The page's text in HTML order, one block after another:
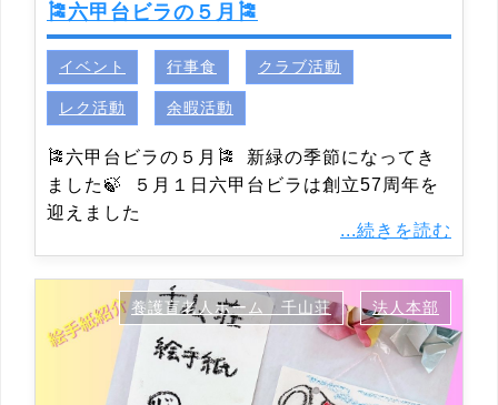
🎏六甲台ビラの５月🎏
イベント 行事食 クラブ活動
レク活動 余暇活動
🎏六甲台ビラの５月🎏 新緑の季節になってき
ました🍃 ５月１日六甲台ビラは創立57周年を
迎えました
...続きを読む
養護盲老人ホーム 千山荘 法人本部